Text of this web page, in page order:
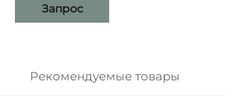
Запрос
Рекомендуемые товары